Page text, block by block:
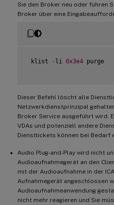
Sie den Broker neu oder führen
Broker über eine
klist - li 0x3e4 purge
Dieser Befehl löscht alle
Netzwerkdienstprinzipal
Broker Service ausgeführt wird.
VDAs und potenziell andere
Diensttickets können bei Bedarf
Audio Plug-and-Play wird nicht
Audioaufnahmegerät an den
mit der Audioaufnahme in der ICA
Aufnahmegerät angeschlossen
Audioaufnahmeanwendung
nicht mehr reagieren und Sie